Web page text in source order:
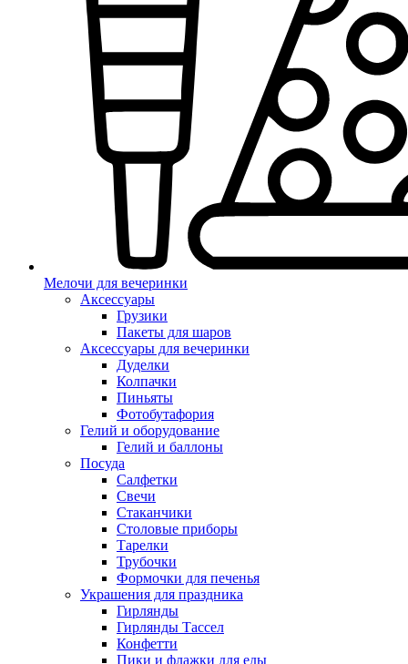
Мелочи для вечеринки
Аксессуары
Грузики
Пакеты для шаров
Аксессуары для вечеринки
Дуделки
Колпачки
Пиньяты
Фотобутафория
Гелий и оборудование
Гелий и баллоны
Посуда
Салфетки
Свечи
Стаканчики
Столовые приборы
Тарелки
Трубочки
Формочки для печенья
Украшения для праздника
Гирлянды
Гирлянды Тассел
Конфетти
Пики и флажки для еды